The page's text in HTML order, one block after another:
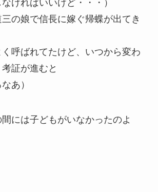
なければいいけど・・・）
三の娘で信長に嫁ぐ帰蝶が出てき
く呼ばれてたけど、いつから変わ
証が進むと
あ）
には子どもがいなかったのよ